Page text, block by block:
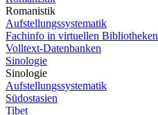
Romanistik
Aufstellungssystematik
Fachinfo in virtuellen Bibliotheken
Volltext-Datenbanken
Sinologie
Sinologie
Aufstellungssystematik
Südostasien
Tibet